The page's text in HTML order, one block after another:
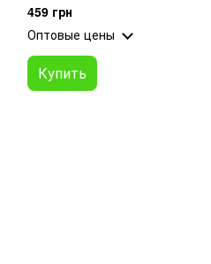
459 грн
Оптовые цены
Купить